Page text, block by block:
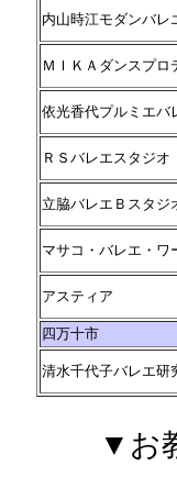
内山時江モダンバレ
ＭＩＫＡダンスプロ
依光香代プルミエバ
ＲＳバレエスタジオ
立脇バレエＢスタジ
マサコ・バレエ・ワ
アスティア
四万十市
清水千代子バレエ研
▼お